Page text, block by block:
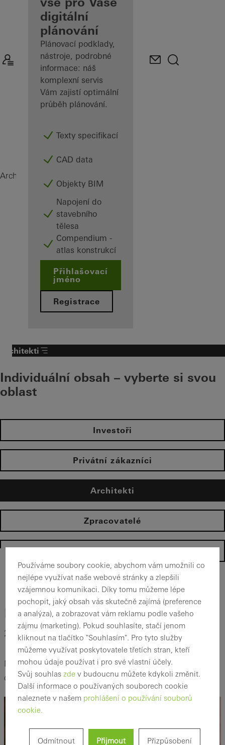
Prozkoumejte
Mé
pracoviště
digitální
plánování
Plánovací podklady,
nástroje, podrobné
informace: náš
komplexní servis
Vám zajistí optimální
průběh plánování.
Texty specifikací
CAD data
Objekty BIM
Napojení do
stavebního
tělesa
Compendium -
atlas konstrukcí
Přihlašovací
jméno
Registrace
Architekti
Architekti
Individuální obsah – vyberte si svou
oblast
Investoři
Privátní zákazníci
Architekti
Zpracovatelé
Magazine
Na první pohled
2. 9. 2019
Mozek potřebuje 1/10 sekundy k vytvoření prvního dojmu z
cizí osoby.
Používáme soubory cookie, abychom vám umožnili co
nejlépe využívat naše webové stránky a zlepšili
vzájemnou komunikaci. Díky tomu můžeme lépe
pochopit, jaký obsah vás skutečně zajímá (preference
a analýza), a zobrazovat vám reklamu podle vašeho
zájmu (marketing). Pokud souhlasíte, stačí jenom
kliknout na tlačítko "Souhlasím". Pro tyto služby
můžeme využívat poskytovatele třetích stran, kteří
mohou údaje používat i pro své vlastní účely.
Svůj souhlas zde v budoucnu můžete kdykoli změnit.
Další informace o používaných souborech cookie
naleznete v našem prohlášení o používání souborů
cookie.
Odmítnout Přijmout Přizpůsobení